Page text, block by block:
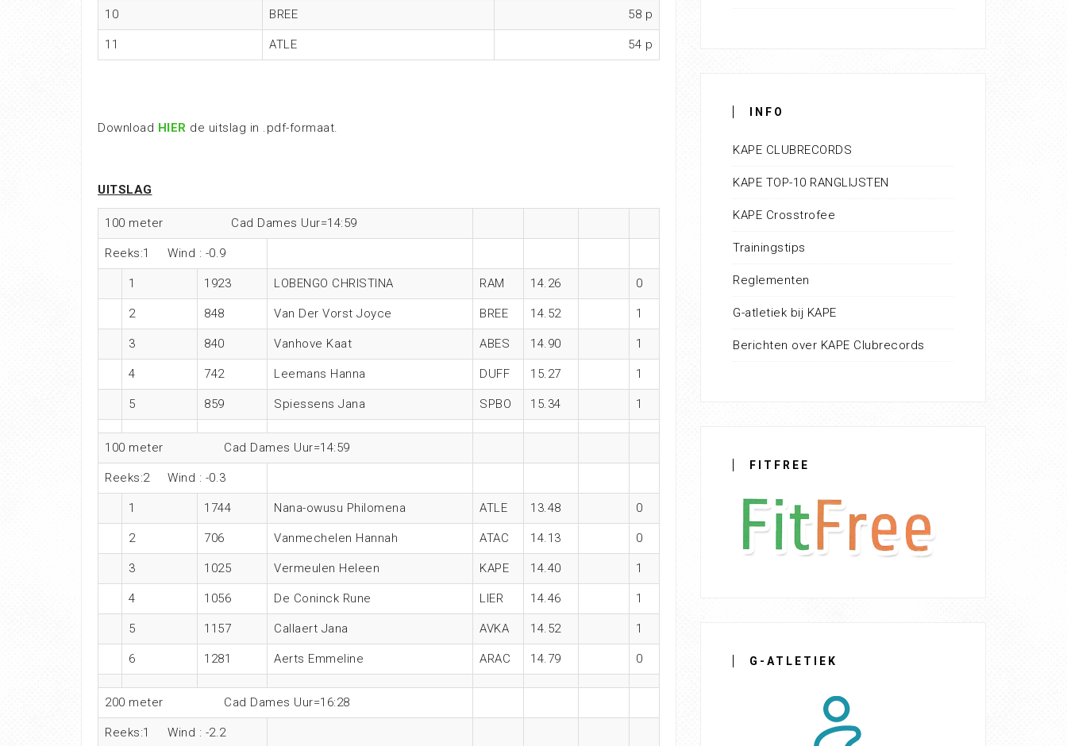
10 BREE 58 p
11 ATLE 54 p
Download HIER de uitslag in .pdf-formaat.
UITSLAG
100 meter Cad Dames Uur=14:59
Reeks:1 Wind : -0.9
1 1923 LOBENGO CHRISTINA RAM 14.26 0
2 848 Van Der Vorst Joyce BREE 14.52 1
3 840 Vanhove Kaat ABES 14.90 1
4 742 Leemans Hanna DUFF 15.27 1
5 859 Spiessens Jana SPBO 15.34 1
100 meter Cad Dames Uur=14:59
Reeks:2 Wind : -0.3
1 1744 Nana-owusu Philomena ATLE 13.48 0
2 706 Vanmechelen Hannah ATAC 14.13 0
3 1025 Vermeulen Heleen KAPE 14.40 1
4 1056 De Coninck Rune LIER 14.46 1
5 1157 Callaert Jana AVKA 14.52 1
6 1281 Aerts Emmeline ARAC 14.79 0
200 meter Cad Dames Uur=16:28
Reeks:1 Wind : -2.2
INFO
KAPE CLUBRECORDS
KAPE TOP-10 RANGLIJSTEN
KAPE Crosstrofee
Trainingstips
Reglementen
G-atletiek bij KAPE
Berichten over KAPE Clubrecords
FITFREE
G-ATLETIEK